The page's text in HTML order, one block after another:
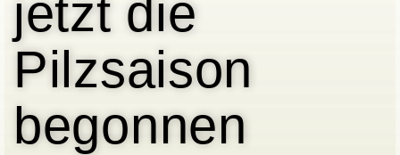
jetzt die
Pilzsaison
begonnen